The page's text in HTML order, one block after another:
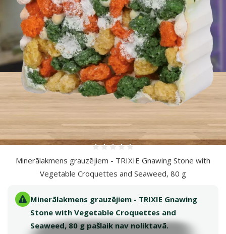
Minerālakmens grauzējiem - TRIXIE Gnawing Stone with
Vegetable Croquettes and Seaweed​, 80 g
Minerālakmens grauzējiem - TRIXIE Gnawing
Stone with Vegetable Croquettes and
Seaweed​, 80 g pašlaik nav noliktavā.
Vairāk fotogrāfiju